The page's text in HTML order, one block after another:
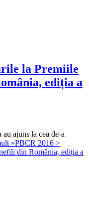
la Premiile
ediția a
ajuns la cea de-a
»PBCR 2016 >
din România, ediția a